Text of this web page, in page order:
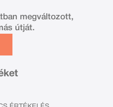
megváltozott,
útját.